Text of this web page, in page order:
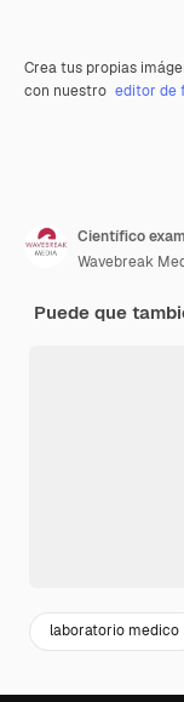
Crea tus propias
con nuestro editor de
Científico
Wavebreak
Puede que
laboratorio medico